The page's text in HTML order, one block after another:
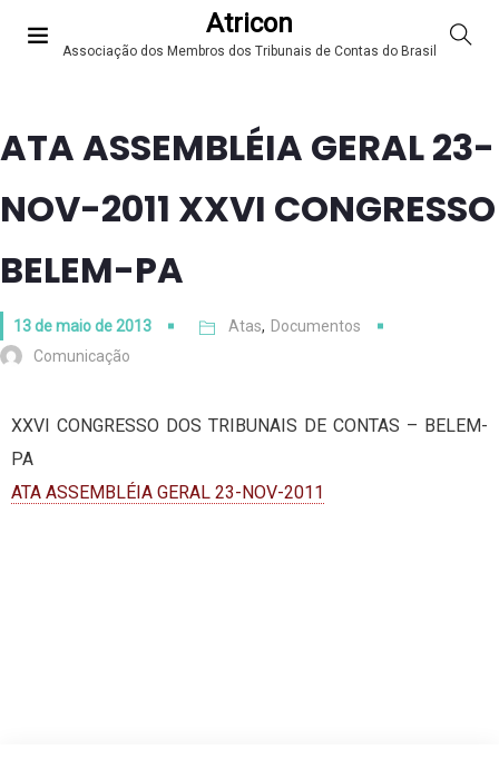
Atricon
Associação dos Membros dos Tribunais de Contas do Brasil
ATA ASSEMBLÉIA GERAL 23-
NOV-2011 XXVI CONGRESSO
BELEM-PA
13 de maio de 2013 Atas, Documentos
Comunicação
XXVI CONGRESSO DOS TRIBUNAIS DE CONTAS – BELEM-
PA
ATA ASSEMBLÉIA GERAL 23-NOV-2011